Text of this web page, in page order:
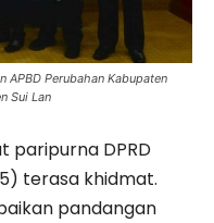
APBD Perubahan Kabupaten
Sui Lan
paripurna DPRD
terasa khidmat.
pandangan